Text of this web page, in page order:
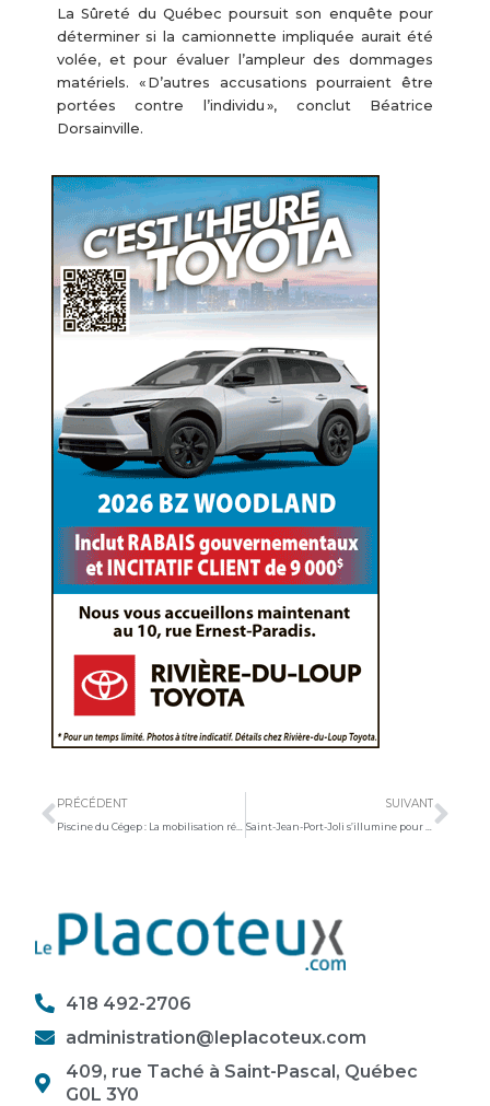
La Sûreté du Québec poursuit son enquête pour
déterminer si la camionnette impliquée aurait été
volée, et pour évaluer l’ampleur des dommages
matériels. « D’autres accusations pourraient être
portées contre l’individu », conclut Béatrice
Dorsainville.
PRÉCÉDENT
Piscine du Cégep : La mobilisation régionale saluée par le député Rivest
SUIVANT
418 492-2706
administration@leplacoteux.com
409, rue Taché à Saint-Pascal, Québec
G0L 3Y0